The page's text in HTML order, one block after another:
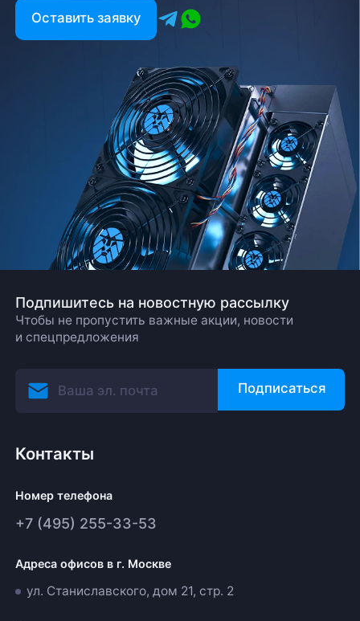
Оставить заявку
Подпишитесь на новостную рассылку
Чтобы не пропустить важные акции, новости
и спецпредложения
Подписаться
Контакты
Номер телефона
+7 (495) 255-33-53
Адреса офисов в г. Москве
ул. Станиславского, дом 21, стр. 2